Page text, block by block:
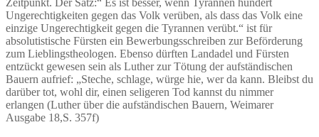
Ungerechtigkeiten gegen das Volk verüben, als dass das Volk eine
einzige Ungerechtigkeit gegen die Tyrannen verübt.“ ist für
absolutistische Fürsten ein Bewerbungsschreiben zur Beförderung
zum Lieblingstheologen. Ebenso dürften Landadel und Fürsten
entzückt gewesen sein als Luther zur Tötung der aufständischen
Bauern aufrief: „Steche, schlage, würge hie, wer da kann. Bleibst du
darüber tot, wohl dir, einen seligeren Tod kannst du nimmer
erlangen (Luther über die aufständischen Bauern, Weimarer
Ausgabe 18,S. 357f)